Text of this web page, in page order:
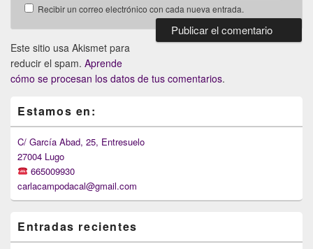
Recibir un correo electrónico con cada nueva entrada.
Este sitio usa Akismet para
reducir el spam. Aprende
cómo se procesan los datos de tus comentarios.
Sidebar
Widget
Area
Estamos en:
C/ García Abad, 25, Entresuelo
27004 Lugo
665009930
carlacampodacal@gmail.com
Entradas recientes